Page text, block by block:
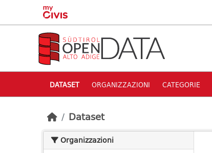
Skip to main content
DATASET ORGANIZZAZIONI CATEGORIE
Dataset
Organizzazioni